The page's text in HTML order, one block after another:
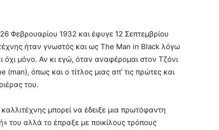
Φεβρουαρίου 1932 και έφυγε 12 Σεπτεμβρίου
ήταν γνωστός και ως The Man in Black λόγω
μόνο. Αν κι εγώ, όταν αναφέρομαι στον Τζόνι
όπως και ο τίτλος μιας απ’ τις πρώτες και
του.
μπορεί να έδειξε μια πρωτόφαντη
του αλλά το έπραξε με ποικίλους τρόπους